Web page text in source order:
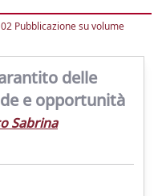
02 Pubblicazione su volume
delle
e opportunità
Sabrina